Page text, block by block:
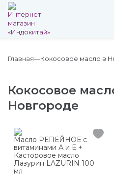
Главная Кокосовое масло в
Кокосовое
Новгороде
Масло РЕПЕЙНОЕ с
витаминами А и Е +
Касторовое масло
Лазурин LAZURIN 100
мл